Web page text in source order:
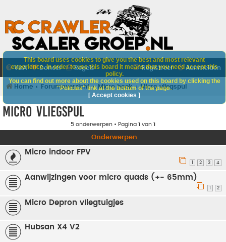
V&A Doneer Regels Aanmelden
Registreer
Home Forumoverzicht Micro hoek Micro vliegspul
Micro vliegspul
5 onderwerpen • Pagina 1 van 1
Onderwerpen
Micro indoor FPV
2 3 4
Aanwijzingen voor micro quads (+- 65mm)
1 2
Micro Depron vliegtuigjes
Hubsan X4 V2
This board uses cookies to give you the best and most relevant
experience. In order to use this board it means that you need accept this
policy.
You can find out more about the cookies used on this board by clicking the
"Policies" link at the bottom of the page.
[ Accept cookies ]